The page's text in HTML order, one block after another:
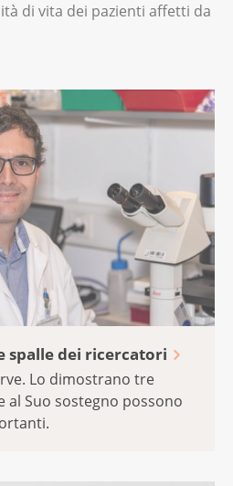
di vita dei pazienti affetti da
spalle dei ricercatori
Lo dimostrano tre
al Suo sostegno possono